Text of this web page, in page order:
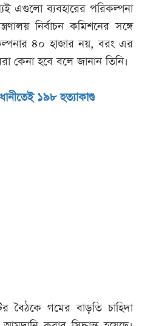
এগুলো ব্যবহারের পরিকল্পনা
নির্বাচন কমিশনের সঙ্গে
৪০ হাজার নয়, বরং এর
কেনা হবে বলে জানান তিনি।
১৯৮ হত্যাকাণ্ড
বৈঠকে গমের বাড়তি চাহিদা